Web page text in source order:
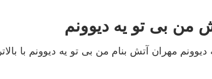
من بی تو یه دیوونم
مهران آتش بنام من بی تو یه دیوونم با